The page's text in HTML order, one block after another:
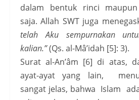
dalam bentuk rinci maupun
saja. Allah SWT juga
telah Aku sempurnakan
kalian.”(Qs. al-Mâ’idah [5]: 3).
Surat al-An’âm [6] di atas,
ayat-ayat yang lain,
sangat jelas, bahwa Islam